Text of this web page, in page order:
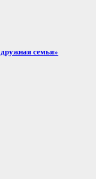
семья»